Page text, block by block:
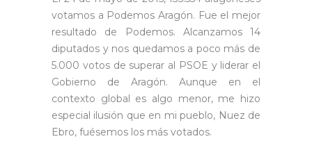
votamos a Podemos Aragón. Fue el mejor
resultado de Podemos. Alcanzamos 14
diputados y nos quedamos a poco más de
5.000 votos de superar al PSOE y liderar el
Gobierno de Aragón. Aunque en el
contexto global es algo menor, me hizo
especial ilusión que en mi pueblo, Nuez de
Ebro, fuésemos los más votados.